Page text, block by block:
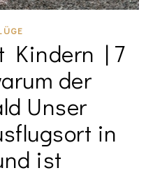
Kindern | 7
der
Unser
in
ist